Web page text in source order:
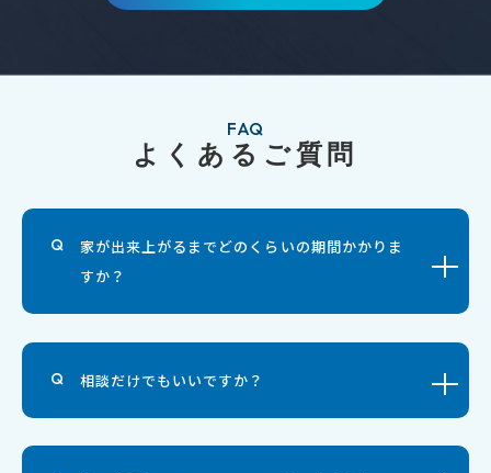
FAQ
よくあるご質問
家が出来上がるまでどのくらいの期間かかりま
すか？
相談だけでもいいですか？